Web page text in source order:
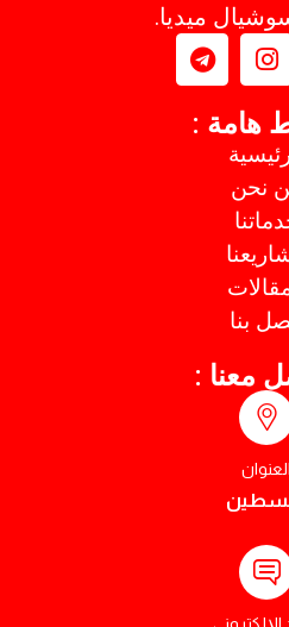
ميديا.
هامة :
نحن
بنا
معنا :
العنوان